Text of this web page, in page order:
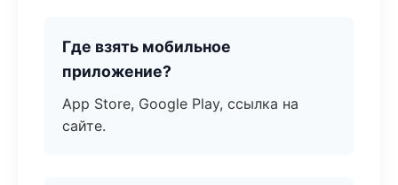
Где взять мобильное
приложение?
App Store, Google Play, ссылка на
сайте.